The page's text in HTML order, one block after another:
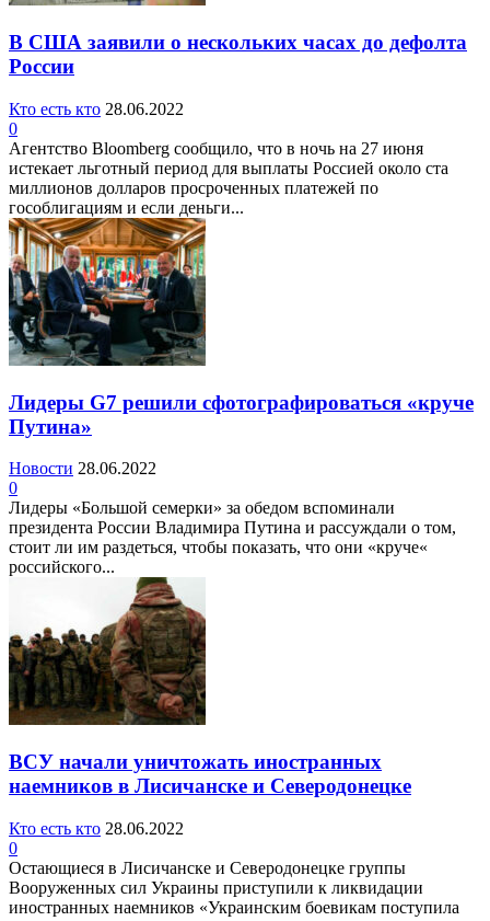
В США заявили о нескольких часах до дефолта
России
Кто есть кто 28.06.2022
0
Агентство Bloomberg сообщило, что в ночь на 27 июня
истекает льготный период для выплаты Россией около ста
миллионов долларов просроченных платежей по
гособлигациям и если деньги...
Лидеры G7 решили сфотографироваться «круче
Путина»
Новости 28.06.2022
0
Лидеры «Большой семерки» за обедом вспоминали
президента России Владимира Путина и рассуждали о том,
стоит ли им раздеться, чтобы показать, что они «круче«
российского...
ВСУ начали уничтожать иностранных
наемников в Лисичанске и Северодонецке
Кто есть кто 28.06.2022
0
Остающиеся в Лисичанске и Северодонецке группы
Вооруженных сил Украины приступили к ликвидации
иностранных наемников «Украинским боевикам поступила